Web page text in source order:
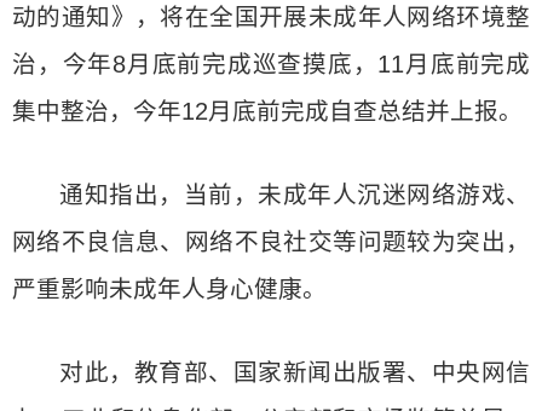
动的通知》，将在全国开展未成年人网络环境整
治，今年8月底前完成巡查摸底，11月底前完成
集中整治，今年12月底前完成自查总结并上报。
通知指出，当前，未成年人沉迷网络游戏、
网络不良信息、网络不良社交等问题较为突出，
严重影响未成年人身心健康。
对此，教育部、国家新闻出版署、中央网信